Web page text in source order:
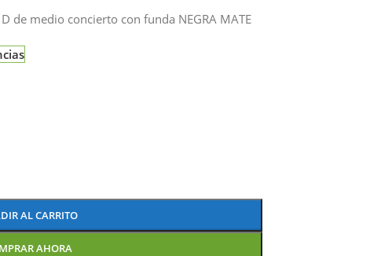
de medio concierto con funda NEGRA MATE
AL CARRITO
AHORA